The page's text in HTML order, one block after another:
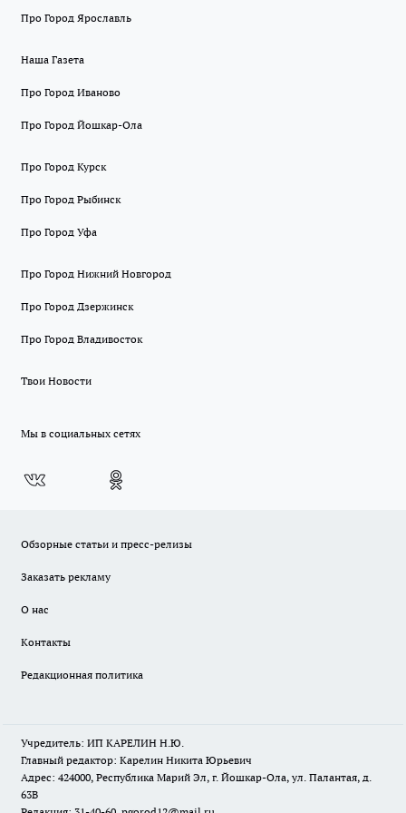
Про Город Ярославль
Наша Газета
Про Город Иваново
Про Город Йошкар-Ола
Про Город Курск
Про Город Рыбинск
Про Город Уфа
Про Город Нижний Новгород
Про Город Дзержинск
Про Город Владивосток
Твои Новости
Мы в социальных сетях
Обзорные статьи и пресс-релизы
Заказать рекламу
О нас
Контакты
Редакционная политика
Учредитель: ИП КАРЕЛИН Н.Ю.
Главный редактор: Карелин Никита Юрьевич
Адрес: 424000, Республика Марий Эл, г. Йошкар-Ола, ул. Палантая, д.
63В